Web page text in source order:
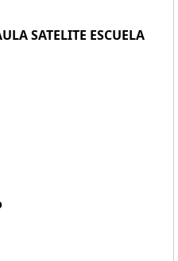
SATELITE ESCUELA